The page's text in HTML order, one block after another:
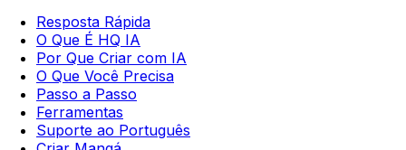
Resposta Rápida
O Que É HQ IA
Por Que Criar com IA
O Que Você Precisa
Passo a Passo
Ferramentas
Suporte ao Português